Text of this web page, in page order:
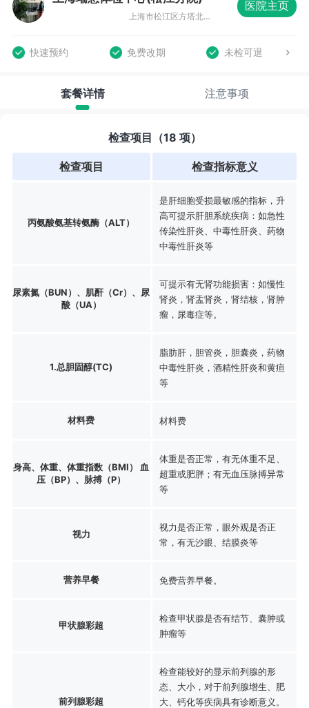
上海市松江区方塔北路605号企德天地五-八层
医院主页
快速预约 免费改期 未检可退
套餐详情 注意事项
检查项目（18 项）
检查项目 检查指标意义
丙氨酸氨基转氨酶（ALT）
是肝细胞受损最敏感的指标，升
高可提示肝胆系统疾病：如急性
传染性肝炎、中毒性肝炎、药物
中毒性肝炎等
尿素氮（BUN）、肌酐（Cr）、尿
酸（UA）
可提示有无肾功能损害：如慢性
肾炎，肾盂肾炎，肾结核，肾肿
瘤，尿毒症等。
1.总胆固醇(TC)
脂肪肝，胆管炎，胆囊炎，药物
中毒性肝炎，酒精性肝炎和黄疸
等
材料费 材料费
身高、体重、体重指数（BMI） 血
压（BP）、脉搏（P）
体重是否正常，有无体重不足、
超重或肥胖；有无血压脉搏异常
等
视力
视力是否正常，眼外观是否正
常，有无沙眼、结膜炎等
营养早餐 免费营养早餐。
甲状腺彩超
检查甲状腺是否有结节、囊肿或
肿瘤等
前列腺彩超
检查能较好的显示前列腺的形
态、大小，对于前列腺增生、肥
大、钙化等疾病具有诊断意义。